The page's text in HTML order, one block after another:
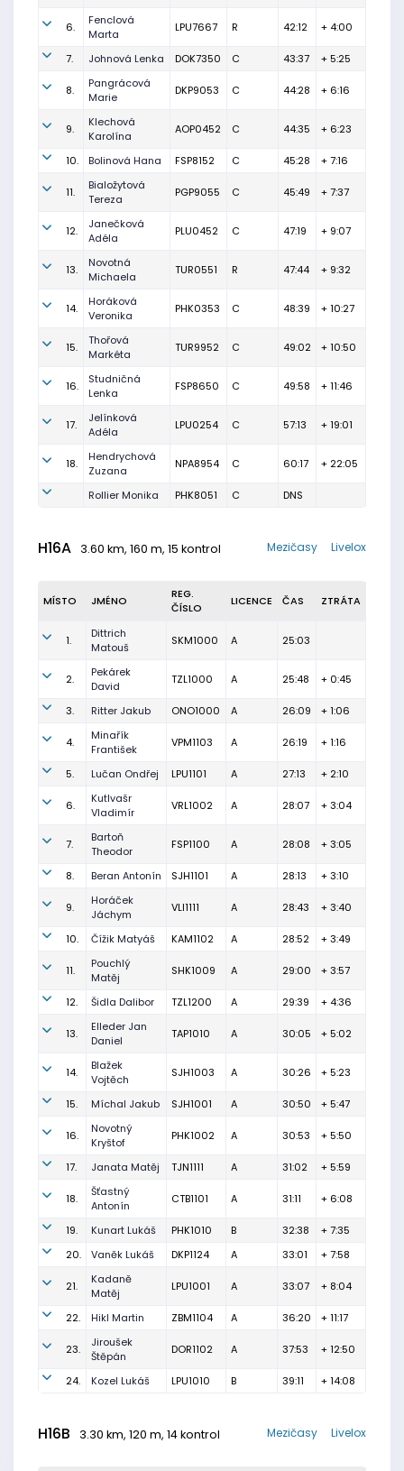
6.
Fenclová
Marta
LPU7667 R 42:12 + 4:00
7. Johnová Lenka DOK7350 C 43:37 + 5:25
8.
Pangrácová
Marie
DKP9053 C 44:28 + 6:16
9.
Klechová
Karolína
AOP0452 C 44:35 + 6:23
10. Bolinová Hana FSP8152 C 45:28 + 7:16
11.
Bialožytová
Tereza
PGP9055 C 45:49 + 7:37
12.
Janečková
Adéla
PLU0452 C 47:19 + 9:07
13.
Novotná
Michaela
TUR0551 R 47:44 + 9:32
14.
Horáková
Veronika
PHK0353 C 48:39 + 10:27
15.
Thořová
Markéta
TUR9952 C 49:02 + 10:50
16.
Studničná
Lenka
FSP8650 C 49:58 + 11:46
17.
Jelínková
Adéla
LPU0254 C 57:13 + 19:01
18.
Hendrychová
Zuzana
NPA8954 C 60:17 + 22:05
Rollier Monika PHK8051 C DNS
H16A 3.60 km, 160 m, 15 kontrol Livelox
Mezičasy
MÍSTO JMÉNO
REG.
ČÍSLO
LICENCE ČAS ZTRÁTA
1.
Dittrich
Matouš
SKM1000 A 25:03
2.
Pekárek
David
TZL1000 A 25:48 + 0:45
3. Ritter Jakub ONO1000 A 26:09 + 1:06
4.
Minařík
František
VPM1103 A 26:19 + 1:16
5. Lučan Ondřej LPU1101 A 27:13 + 2:10
6.
Kutlvašr
Vladimír
VRL1002 A 28:07 + 3:04
7.
Bartoň
Theodor
FSP1100 A 28:08 + 3:05
8. Beran Antonín SJH1101 A 28:13 + 3:10
9.
Horáček
Jáchym
VLI1111 A 28:43 + 3:40
10. Čížik Matyáš KAM1102 A 28:52 + 3:49
11.
Pouchlý
Matěj
SHK1009 A 29:00 + 3:57
12. Šidla Dalibor TZL1200 A 29:39 + 4:36
13.
Elleder Jan
Daniel
TAP1010 A 30:05 + 5:02
14.
Blažek
Vojtěch
SJH1003 A 30:26 + 5:23
15. Míchal Jakub SJH1001 A 30:50 + 5:47
16.
Novotný
Kryštof
PHK1002 A 30:53 + 5:50
17. Janata Matěj TJN1111 A 31:02 + 5:59
18.
Šťastný
Antonín
CTB1101 A 31:11 + 6:08
19. Kunart Lukáš PHK1010 B 32:38
+ 7:35
20.
Vaněk Lukáš DKP1124 A 33:01 + 7:58
21.
Kadaně
Matěj
LPU1001 A 33:07 + 8:04
22. Hikl Martin ZBM1104 A 36:20 + 11:17
23.
Jiroušek
Štěpán
DOR1102 A 37:53 + 12:50
24. Kozel Lukáš LPU1010 B 39:11 + 14:08
H16B 3.30 km, 120 m, 14 kontrol Livelox
Mezičasy